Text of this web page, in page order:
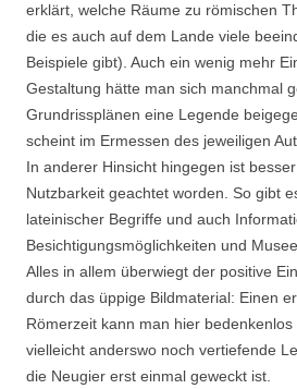
erklärt, welche Räume zu römischen
die es auch auf dem Lande viele
Beispiele gibt). Auch ein wenig mehr
Gestaltung hätte man sich manchmal
Grundrissplänen eine Legende
scheint im Ermessen des jeweiligen
In anderer Hinsicht hingegen ist
Nutzbarkeit geachtet worden. So gibt
lateinischer Begriffe und auch
Besichtigungsmöglichkeiten und
Alles in allem überwiegt der positive
durch das üppige Bildmaterial: Einen
Römerzeit kann man hier
vielleicht anderswo noch vertiefende
die Neugier erst einmal geweckt ist.